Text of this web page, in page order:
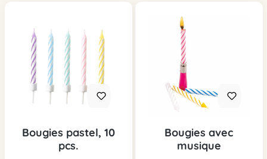
Bougies pastel, 10
pcs.
Bougies avec
musique